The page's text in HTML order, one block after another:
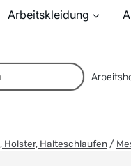
Arbeitskleidung
Holster, Halteschlaufen /